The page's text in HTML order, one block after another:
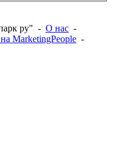
ру" - О нас -
MarketingPeople -